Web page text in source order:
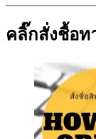
คลิ๊กสั่งชื้อท